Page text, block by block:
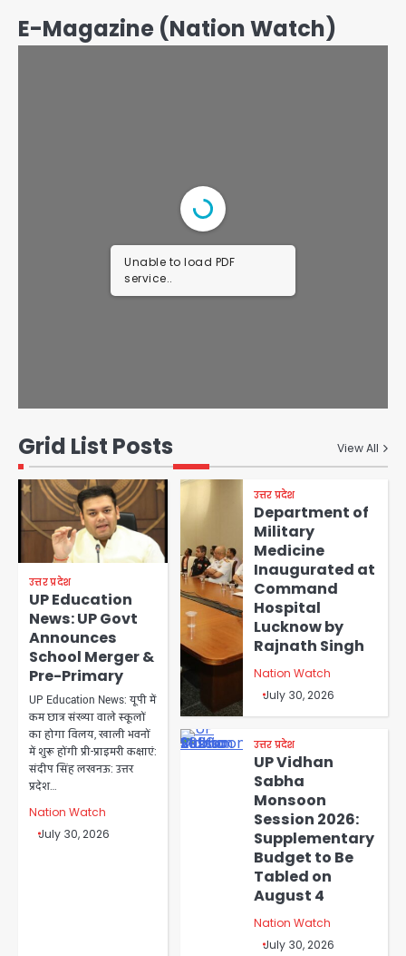
E-Magazine (Nation Watch)
Unable to load PDF
service..
Grid List Posts View All
उत्तर प्रदेश
UP Education
News: UP Govt
Announces
School Merger &
Pre-Primary
UP Education News: यूपी में
कम छात्र संख्या वाले स्कूलों
का होगा विलय, खाली भवनों
में शुरू होंगी प्री-प्राइमरी कक्षाएं:
संदीप सिंह लखनऊ: उत्तर
प्रदेश…
Nation Watch
July 30, 2026
उत्तर प्रदेश
Department of
Military
Medicine
Inaugurated at
Command
Hospital
Lucknow by
Rajnath Singh
Nation Watch
July 30, 2026
उत्तर प्रदेश
UP Vidhan
Sabha
Monsoon
Session 2026:
Supplementary
Budget to Be
Tabled on
August 4
Nation Watch
July 30, 2026